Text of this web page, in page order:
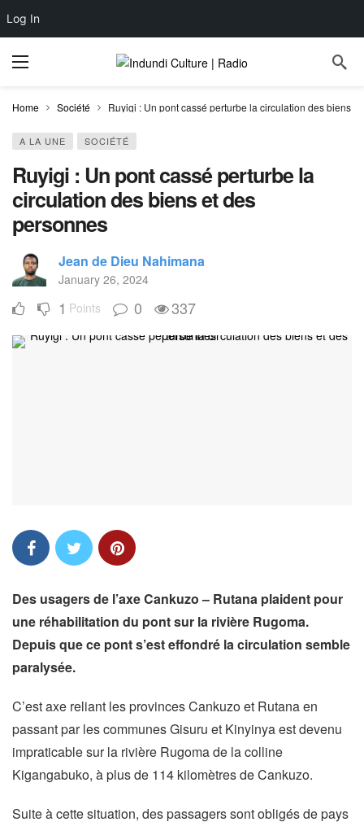
Log In
Home Société Ruyigi : Un pont cassé perturbe la circulation des biens
A LA UNE SOCIÉTÉ
Ruyigi : Un pont cassé perturbe la
circulation des biens et des
personnes
Jean de Dieu Nahimana
January 26, 2024
1 Points 0 337
Des usagers de l’axe Cankuzo – Rutana plaident pour
une réhabilitation du pont sur la rivière Rugoma.
Depuis que ce pont s’est effondré la circulation semble
paralysée.
C’est axe reliant les provinces Cankuzo et Rutana en
passant par les communes Gisuru et Kinyinya est devenu
impraticable sur la rivière Rugoma de la colline
Kigangabuko, à plus de 114 kilomètres de Cankuzo.
Suite à cette situation, des passagers sont obligés de pays